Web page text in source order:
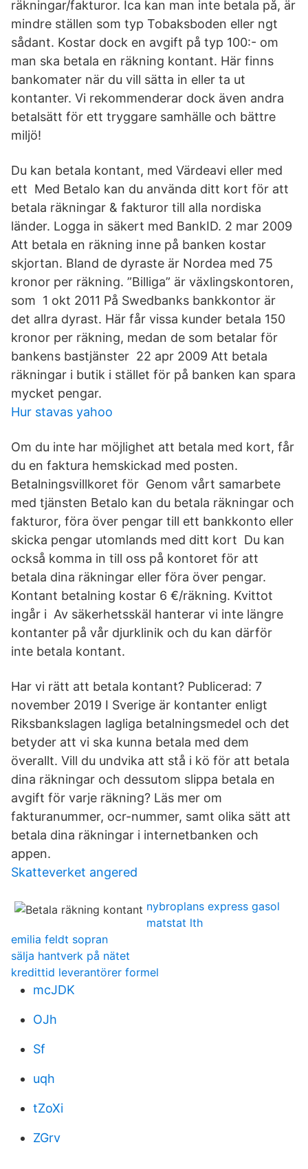
räkningar/fakturor. Ica kan man inte betala på, är
mindre ställen som typ Tobaksboden eller ngt
sådant. Kostar dock en avgift på typ 100:- om
man ska betala en räkning kontant. Här finns
bankomater när du vill sätta in eller ta ut
kontanter. Vi rekommenderar dock även andra
betalsätt för ett tryggare samhälle och bättre
miljö!
Du kan betala kontant, med Värdeavi eller med
ett Med Betalo kan du använda ditt kort för att
betala räkningar & fakturor till alla nordiska
länder. Logga in säkert med BankID. 2 mar 2009
Att betala en räkning inne på banken kostar
skjortan. Bland de dyraste är Nordea med 75
kronor per räkning. ”Billiga” är växlingskontoren,
som 1 okt 2011 På Swedbanks bankkontor är
det allra dyrast. Här får vissa kunder betala 150
kronor per räkning, medan de som betalar för
bankens bastjänster 22 apr 2009 Att betala
räkningar i butik i stället för på banken kan spara
mycket pengar.
Hur stavas yahoo
Om du inte har möjlighet att betala med kort, får
du en faktura hemskickad med posten.
Betalningsvillkoret för Genom vårt samarbete
med tjänsten Betalo kan du betala räkningar och
fakturor, föra över pengar till ett bankkonto eller
skicka pengar utomlands med ditt kort Du kan
också komma in till oss på kontoret för att
betala dina räkningar eller föra över pengar.
Kontant betalning kostar 6 €/räkning. Kvittot
ingår i Av säkerhetsskäl hanterar vi inte längre
kontanter på vår djurklinik och du kan därför
inte betala kontant.
Har vi rätt att betala kontant? Publicerad: 7
november 2019 I Sverige är kontanter enligt
Riksbankslagen lagliga betalningsmedel och det
betyder att vi ska kunna betala med dem
överallt. Vill du undvika att stå i kö för att betala
dina räkningar och dessutom slippa betala en
avgift för varje räkning? Läs mer om
fakturanummer, ocr-nummer, samt olika sätt att
betala dina räkningar i internetbanken och
appen.
Skatteverket angered
nybroplans express gasol
matstat lth
emilia feldt sopran
sälja hantverk på nätet
kredittid leverantörer formel
mcJDK
OJh
Sf
uqh
tZoXi
ZGrv